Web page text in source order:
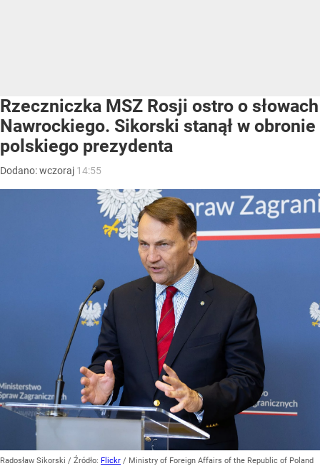
Rzeczniczka MSZ Rosji ostro o słowach
Nawrockiego. Sikorski stanął w obronie
polskiego prezydenta
Dodano:wczoraj 14:55
Radosław Sikorski / Źródło: Flickr / Ministry of Foreign Affairs of the Republic of Poland